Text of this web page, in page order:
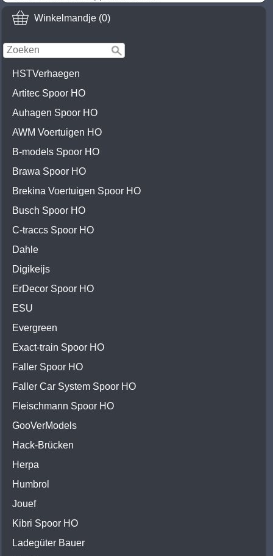
Winkelmandje (0)
HSTVerhaegen
Artitec Spoor HO
Auhagen Spoor HO
AWM Voertuigen HO
B-models Spoor HO
Brawa Spoor HO
Brekina Voertuigen Spoor HO
Busch Spoor HO
C-traccs Spoor HO
Dahle
Digikeijs
ErDecor Spoor HO
ESU
Evergreen
Exact-train Spoor HO
Faller Spoor HO
Faller Car System Spoor HO
Fleischmann Spoor HO
GooVerModels
Hack-Brücken
Herpa
Humbrol
Jouef
Kibri Spoor HO
Ladegüter Bauer